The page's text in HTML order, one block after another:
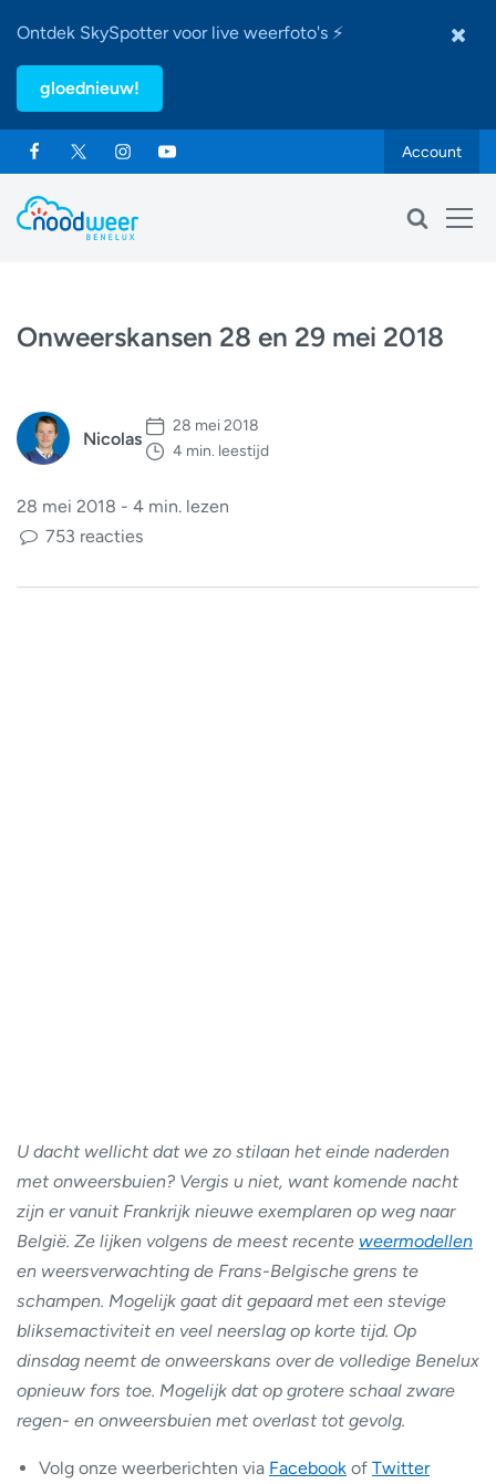
Ontdek SkySpotter voor live weerfoto's ⚡
gloednieuw!
Account
Onweerskansen 28 en 29 mei 2018
Nicolas
28 mei 2018
4 min. leestijd
28 mei 2018 - 4 min. lezen
753 reacties
U dacht wellicht dat we zo stilaan het einde naderden
met onweersbuien? Vergis u niet, want komende nacht
zijn er vanuit Frankrijk nieuwe exemplaren op weg naar
België. Ze lijken volgens de meest recente weermodellen
en weersverwachting de Frans-Belgische grens te
schampen. Mogelijk gaat dit gepaard met een stevige
bliksemactiviteit en veel neerslag op korte tijd. Op
dinsdag neemt de onweerskans over de volledige Benelux
opnieuw fors toe. Mogelijk dat op grotere schaal zware
regen- en onweersbuien met overlast tot gevolg.
Volg onze weerberichten via Facebook of Twitter